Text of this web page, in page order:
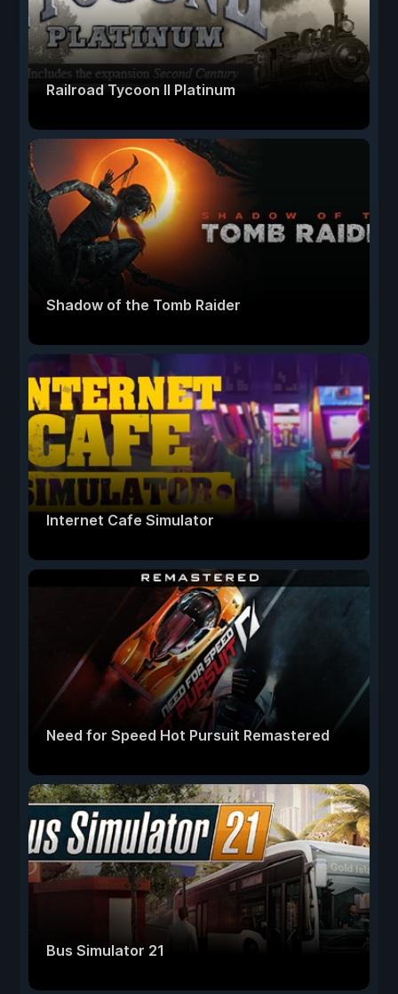
Railroad Tycoon II Platinum
Shadow of the Tomb Raider
Internet Cafe Simulator
Need for Speed Hot Pursuit Remastered
Bus Simulator 21